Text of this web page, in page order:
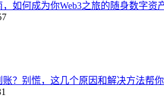
，如何成为你Web3之旅的随身数字资
账？别慌，这几个原因和解决方法帮